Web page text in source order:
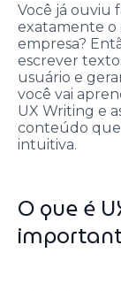
Você já ouviu
exatamente o
empresa?
escrever
usuário e
você vai
UX Writing e
conteúdo que
intuitiva.
O que é